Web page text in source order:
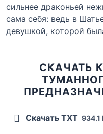
сильнее драконьей
сама себя: ведь в
девушкой, которой
СКАЧАТЬ
Скачать TXT 934.1